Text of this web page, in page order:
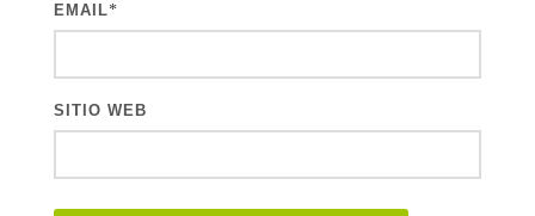
EMAIL*
SITIO WEB